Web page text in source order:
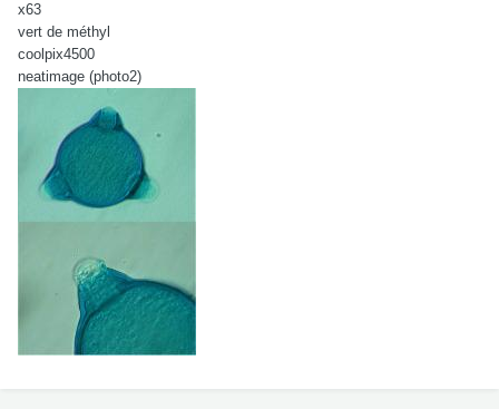
x63
vert de méthyl
coolpix4500
neatimage (photo2)